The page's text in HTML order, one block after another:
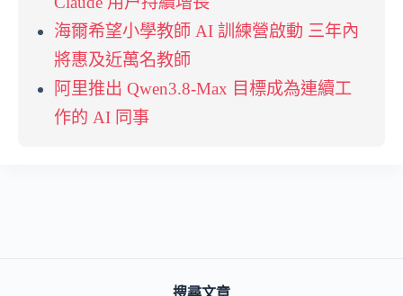
海爾希望小學教師 AI 訓練營啟動 三年內
將惠及近萬名教師
阿里推出 Qwen3.8-Max 目標成為連續工
作的 AI 同事
搜尋文章